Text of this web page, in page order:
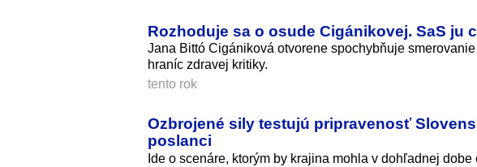
Rozhoduje sa o osude Cigánikovej. SaS
Jana Bittó Cigániková otvorene spochybňuje
hraníc zdravej kritiky.
tento rok
Ozbrojené sily testujú pripravenosť
poslanci
Ide o scenáre, ktorým by krajina mohla v dohľadnej